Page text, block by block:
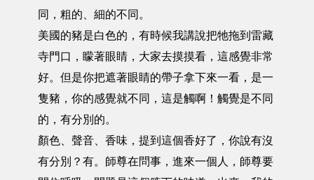
同，粗的、細的不同。
美國的豬是白色的，有時候我講說把牠拖到雷藏
寺門口，矇著眼睛，大家去摸摸看，這感覺非常
好。但是你把遮著眼睛的帶子拿下來一看，是一
隻豬，你的感覺就不同，這是觸啊！觸覺是不同
的，有分別的。
顏色、聲音、香味，提到這個香好了，你說有沒
有分別？有。師尊在問事，進來一個人，師尊要